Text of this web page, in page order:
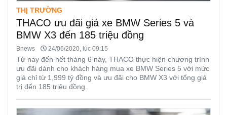
THỊ TRƯỜNG
THACO ưu đãi giá xe BMW Series 5 và
BMW X3 đến 185 triệu đồng
Bnews 24/06/2020, lúc 09:15
Từ nay đến hết tháng 6 này, THACO thực hiện chương trình
ưu đãi dành cho khách hàng mua xe BMW Series 5 với mức
giá chỉ từ 1,999 tỷ đồng và ưu đãi cho BMW X3 với tổng giá
trị đến 185 triệu đồng.